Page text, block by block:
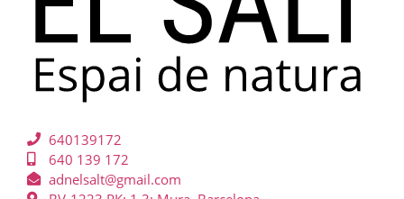
640139172
640 139 172
adnelsalt@gmail.com